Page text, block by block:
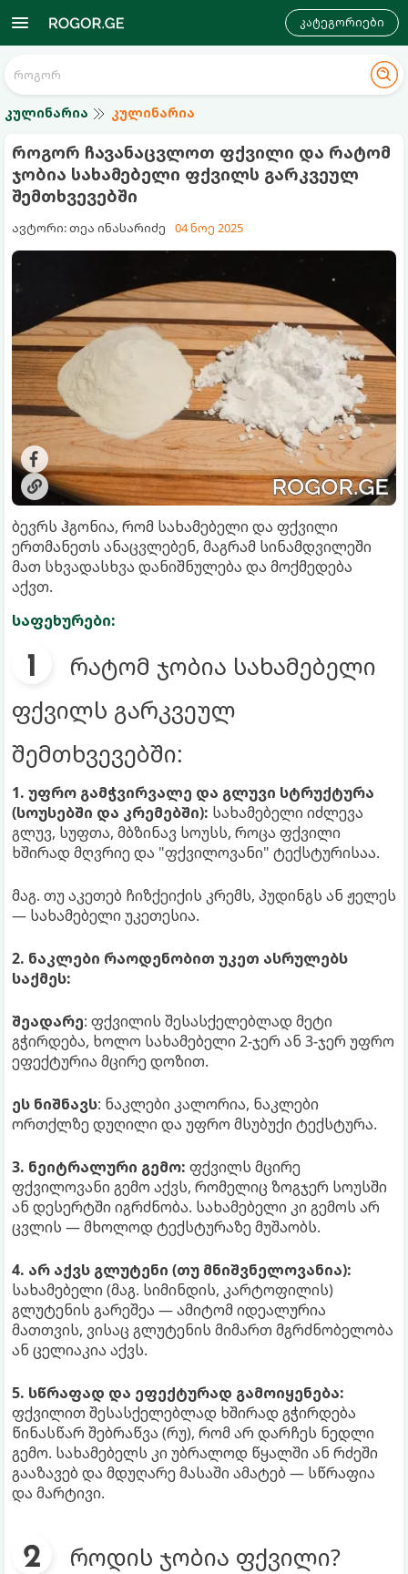
კატეგორიები
კულინარია კულინარია
როგორ ჩავანაცვლოთ ფქვილი და რატომ
ჯობია სახამებელი ფქვილს გარკვეულ
შემთხვევებში
ავტორი: თეა ინასარიძე 04 ნოე 2025
ბევრს ჰგონია, რომ სახამებელი და ფქვილი
ერთმანეთს ანაცვლებენ, მაგრამ სინამდვილეში
მათ სხვადასხვა დანიშნულება და მოქმედება
აქვთ.
საფეხურები:
რატომ ჯობია სახამებელი
ფქვილს გარკვეულ
შემთხვევებში:
1. უფრო გამჭვირვალე და გლუვი სტრუქტურა
(სოუსებში და კრემებში): სახამებელი იძლევა
გლუვ, სუფთა, მბზინავ სოუსს, როცა ფქვილი
ხშირად მღვრიე და "ფქვილოვანი" ტექსტურისაა.
მაგ. თუ აკეთებ ჩიზქეიქის კრემს, პუდინგს ან ჟელეს
— სახამებელი უკეთესია.
2. ნაკლები რაოდენობით უკეთ ასრულებს
საქმეს:
შეადარე: ფქვილის შესასქელებლად მეტი
გჭირდება, ხოლო სახამებელი 2-ჯერ ან 3-ჯერ უფრო
ეფექტურია მცირე დოზით.
ეს ნიშნავს: ნაკლები კალორია, ნაკლები
ორთქლზე დუღილი და უფრო მსუბუქი ტექსტურა.
3. ნეიტრალური გემო: ფქვილს მცირე
ფქვილოვანი გემო აქვს, რომელიც ზოგჯერ სოუსში
ან დესერტში იგრძნობა. სახამებელი კი გემოს არ
ცვლის — მხოლოდ ტექსტურაზე მუშაობს.
4. არ აქვს გლუტენი (თუ მნიშვნელოვანია):
სახამებელი (მაგ. სიმინდის, კარტოფილის)
გლუტენის გარეშეა — ამიტომ იდეალურია
მათთვის, ვისაც გლუტენის მიმართ მგრძნობელობა
ან ცელიაკია აქვს.
5. სწრაფად და ეფექტურად გამოიყენება:
ფქვილით შესასქელებლად ხშირად გჭირდება
წინასწარ შებრაწვა (რუ), რომ არ დარჩეს ნედლი
გემო. სახამებელს კი უბრალოდ წყალში ან რძეში
გააზავებ და მდუღარე მასაში ამატებ — სწრაფია
და მარტივი.
როდის ჯობია ფქვილი?